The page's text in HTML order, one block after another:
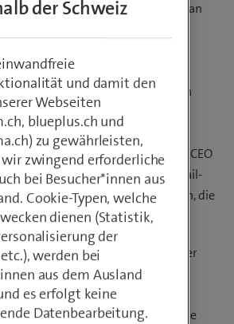
unbeschwerte Stunden an
so die Cyberkriminellen. Sie
Das nationale Zentrum für
des Bundes
Mails, die angeblich
zur dringenden Zahlung eines
aufrufen, das natürlich den
Neben diesem so genannten CEO
Angreifer auch gefälschte E-Mail-
eines angeblichen Kunden, die
werden soll.
Cyberkriminelle ihre Angriffe in der
Aufgrund zahlreicher
vielen Unternehmen
Ferienaushilfen an der Arbeit. Sie
der Schweiz
und damit den
Webseiten
blueplus.ch und
zu gewährleisten,
zwingend erforderliche
bei Besucher*innen aus
Cookie-Typen, welche
dienen (Statistik,
der
werden bei
aus dem Ausland
es erfolgt keine
Datenbearbeitung.